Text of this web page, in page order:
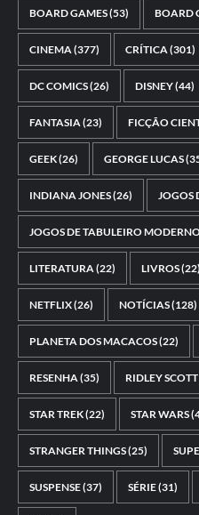
BOARD GAMES(53) BOARD
CINEMA(377) CRÍTICA(301)
DC COMICS(26) DISNEY(44)
FANTASIA(23) FICÇÃO
GEEK(26) GEORGE LUCAS
INDIANA JONES(26) JOGOS
JOGOS DE TABULEIRO
LITERATURA(22) LIVROS(22)
NETFLIX(26) NOTÍCIAS(128)
PLANETA DOS MACACOS(22)
RESENHA(35) RIDLEY SCOTT
STAR TREK(22) STAR WARS
STRANGER THINGS(25)
SUSPENSE(37) SÉRIE(31)